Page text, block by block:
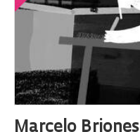
Marcelo Briones